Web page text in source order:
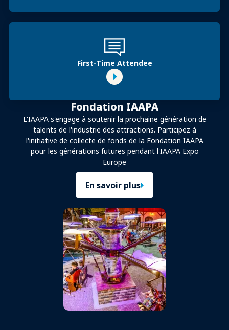
First-Time Attendee
Fondation IAAPA
L'IAAPA s'engage à soutenir la prochaine génération de
talents de l'industrie des attractions. Participez à
l'initiative de collecte de fonds de la Fondation IAAPA
pour les générations futures pendant l'IAAPA Expo
Europe
En savoir plus